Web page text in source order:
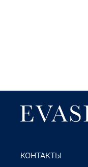
КОНТАКТЫ